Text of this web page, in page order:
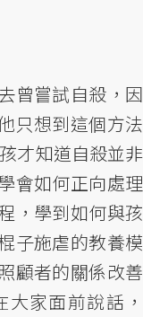
曾嘗試自殺，因
只想到這個方法
才知道自殺並非
會如何正向處理
，學到如何與孩
子施虐的教養模
顧者的關係改善
家面前說話，